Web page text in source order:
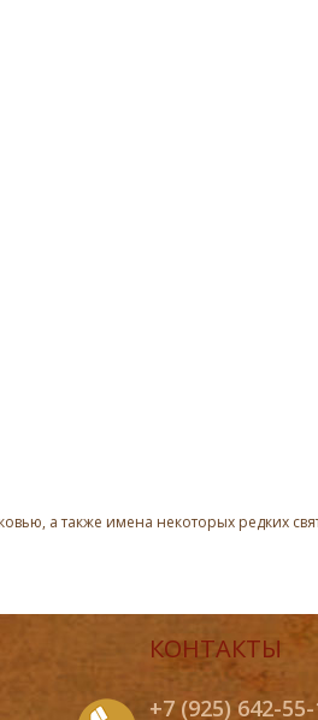
а также имена некоторых редких
КОНТАКТЫ
+7 (925) 642-